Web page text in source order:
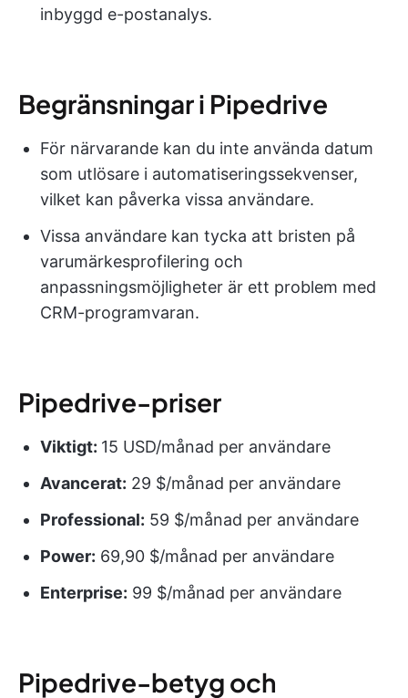
inbyggd e-postanalys.
Begränsningar i Pipedrive
För närvarande kan du inte använda datum
som utlösare i automatiseringssekvenser,
vilket kan påverka vissa användare.
Vissa användare kan tycka att bristen på
varumärkesprofilering och
anpassningsmöjligheter är ett problem med
CRM-programvaran.
Pipedrive-priser
Viktigt: 15 USD/månad per användare
Avancerat: 29 $/månad per användare
Professional: 59 $/månad per användare
Power: 69,90 $/månad per användare
Enterprise: 99 $/månad per användare
Pipedrive-betyg och